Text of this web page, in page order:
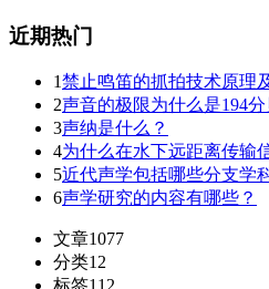
近期热门
1禁止鸣笛的抓拍技术原理
2声音的极限为什么是194分
3声纳是什么？
4为什么在水下远距离传输
5近代声学包括哪些分支学
6声学研究的内容有哪些？
文章1077
分类12